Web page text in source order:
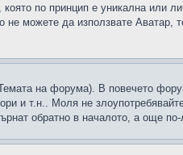
по принцип е уникална или
можете да използвате Аватар,
на форума). В повечето
и т.н.. Моля не
обратно в началото, а още по-